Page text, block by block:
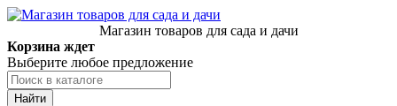
Магазин товаров для сада и дачи
Корзина ждет
Выберите любое предложение
Найти